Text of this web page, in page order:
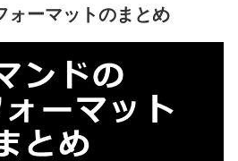
ォーマットのまとめ